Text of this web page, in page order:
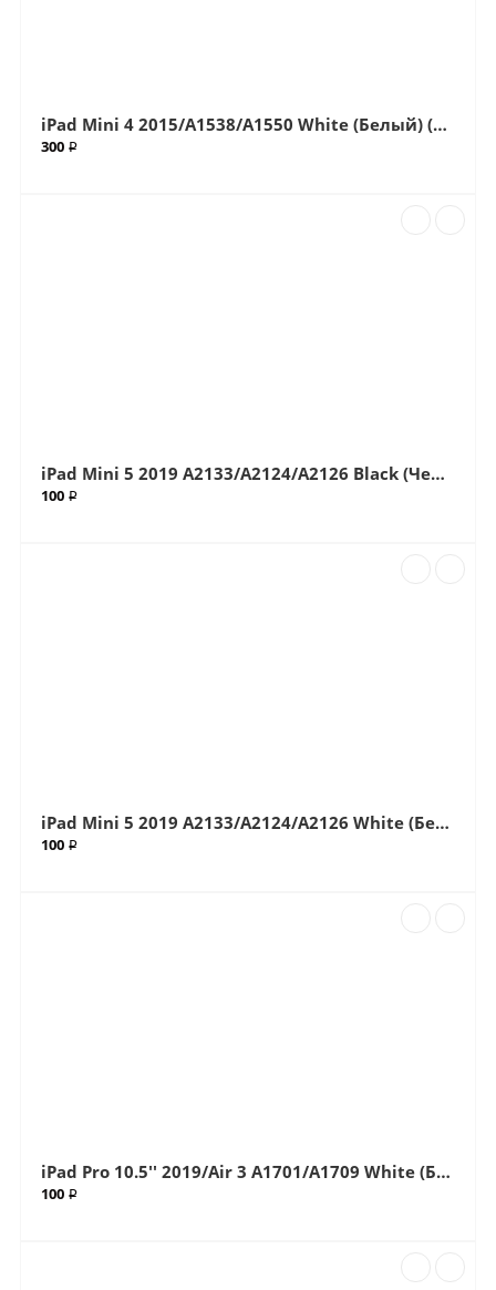
iPad Mini 4 2015/A1538/A1550 White (Белый) (G+OCA Pro) стекло с OCA плёнкой (Артик.ГС-66)
300 ₽
iPad Mini 5 2019 A2133/A2124/A2126 Black (Черный) Стекло (Артик.611)
100 ₽
iPad Mini 5 2019 A2133/A2124/A2126 White (Белый) Стекло (Артик.611)
100 ₽
iPad Pro 10.5'' 2019/Air 3 A1701/A1709 White (Белый) стекло (Артик.65)
100 ₽